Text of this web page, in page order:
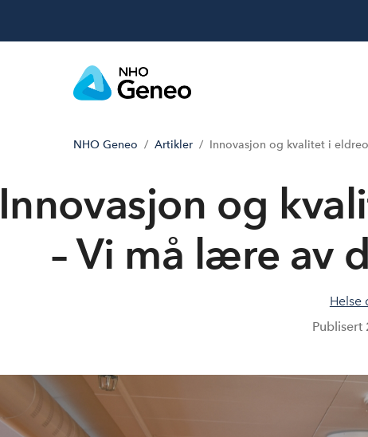
NHO Geneo Artikler Innovasjon og kvalitet i
og
– Vi må lære av
Helse
Publisert